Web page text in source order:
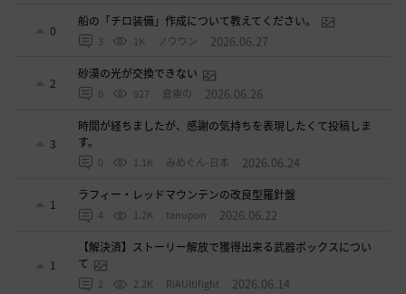
0
船の「チロ装備」作成について教えてください。
3 1K ノウワン 2026.06.27
2
砂漠の光が交換できない
0 927 倉庫の 2026.06.26
3
時間が経ちましたが、感謝の気持ちを表現したくて投稿しま
す。
0 1.1K みめぐん-日本 2026.06.24
1
ラフィー・レッドマウンテンの改良型羅針盤
4 1.2K tanupon 2026.06.22
1
【解決済】ストーリー解放で獲得出来る武器ボックスについ
て
2 2.2K RiAUltifight 2026.06.14